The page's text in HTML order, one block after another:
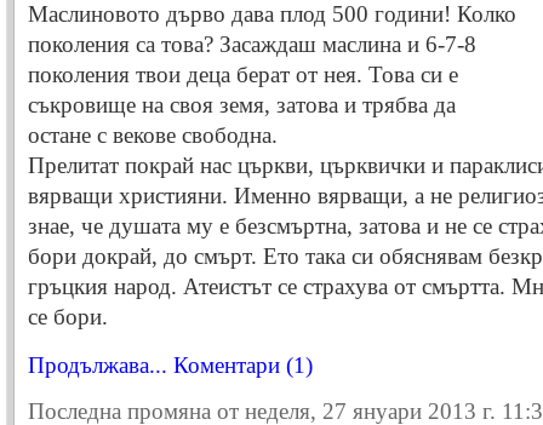
Маслиновото дърво дава плод 500 години! Колко
поколения са това? Засаждаш маслина и 6-7-8
поколения твои деца берат от нея. Това си е
съкровище на своя земя, затова и трябва да
остане с векове свободна.
Прелитат покрай нас църкви, църквички и
вярващи християни. Именно вярващи, а не
знае, че душата му е безсмъртна, затова и не се
бори докрай, до смърт. Ето така си обяснявам
гръцкия народ. Атеистът се страхува от смъртта.
се бори.
Продължава... Коментари (1)
Последна промяна от неделя, 27 януари 2013 г.